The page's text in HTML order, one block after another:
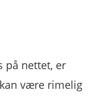
på nettet, er
være rimelig